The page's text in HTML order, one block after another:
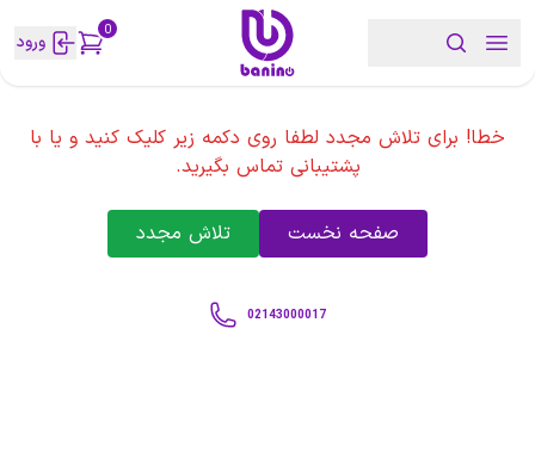
0 ورود
خطا! برای تلاش مجدد لطفا روی دکمه زیر کلیک کنید و یا با
پشتیبانی تماس بگیرید.
صفحه نخست تلاش مجدد
02143000017